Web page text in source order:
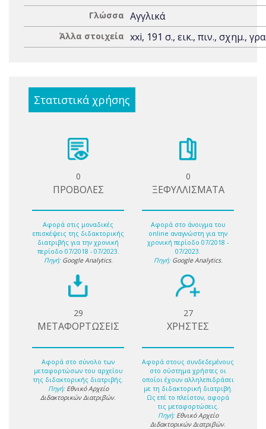
Γλώσσα Αγγλικά
Άλλα στοιχεία xxi, 191 σ., εικ., πιν., σχημ.,
Στατιστικά χρήσης
0
ΠΡΟΒΟΛΕΣ
Αφορά στις μοναδικές
επισκέψεις της διδακτορικής
διατριβής για την χρονική
περίοδο 07/2018 - 07/2023.
Πηγή: Google Analytics.
0
ΞΕΦΥΛΛΙΣΜΑΤΑ
Αφορά στο άνοιγμα του
online αναγνώστη για την
χρονική περίοδο 07/2018 -
07/2023.
Πηγή: Google Analytics.
29
ΜΕΤΑΦΟΡΤΩΣΕΙΣ
Αφορά στο σύνολο των
μεταφορτώσων του αρχείου
της διδακτορικής διατριβής.
Πηγή: Εθνικό Αρχείο
Διδακτορικών Διατριβών.
27
ΧΡΗΣΤΕΣ
Αφορά στους συνδεδεμένους
στο σύστημα χρήστες οι
οποίοι έχουν αλληλεπιδράσει
με τη διδακτορική διατριβή.
Ως επί το πλείστον, αφορά
τις μεταφορτώσεις.
Πηγή: Εθνικό Αρχείο
Διδακτορικών Διατριβών.